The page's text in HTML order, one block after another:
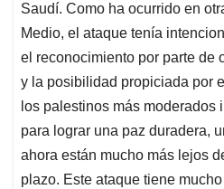
Saudí. Como ha ocurrido en
Medio, el ataque tenía
el reconocimiento por parte de
y la posibilidad propiciada por
los palestinos más
para lograr una paz duradera,
ahora están mucho más lejos
plazo. Este ataque tiene